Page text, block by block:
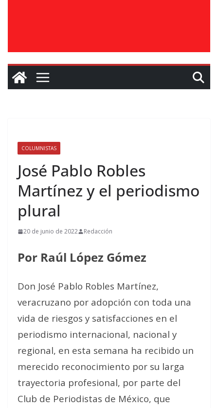
COLUMNISTAS
José Pablo Robles
Martínez y el periodismo
plural
20 de junio de 2022 Redacción
Por Raúl López Gómez
Don José Pablo Robles Martínez,
veracruzano por adopción con toda una
vida de riesgos y satisfacciones en el
periodismo internacional, nacional y
regional, en esta semana ha recibido un
merecido reconocimiento por su larga
trayectoria profesional, por parte del
Club de Periodistas de México, que